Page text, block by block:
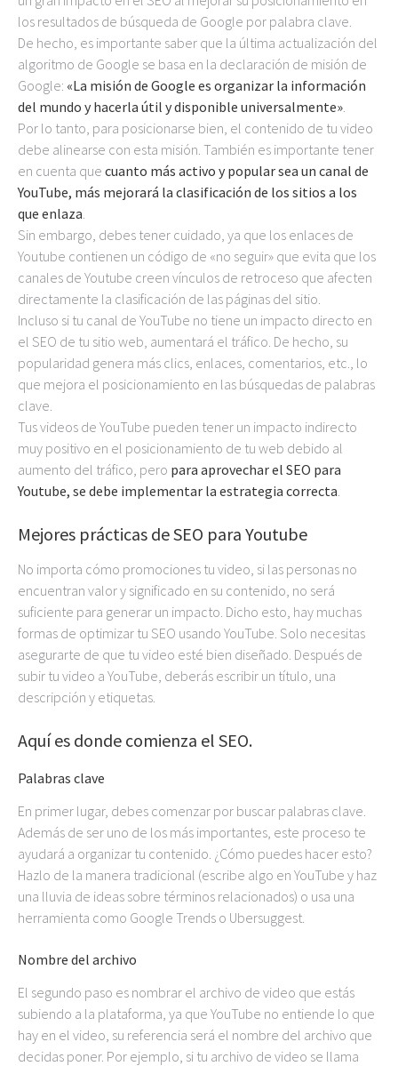
los resultados de búsqueda de Google por palabra clave.
De hecho, es importante saber que la última actualización del
algoritmo de Google se basa en la declaración de misión de
Google: «La misión de Google es organizar la información
del mundo y hacerla útil y disponible universalmente».
Por lo tanto, para posicionarse bien, el contenido de tu video
debe alinearse con esta misión. También es importante tener
en cuenta que cuanto más activo y popular sea un canal de
YouTube, más mejorará la clasificación de los sitios a los
que enlaza.
Sin embargo, debes tener cuidado, ya que los enlaces de
Youtube contienen un código de «no seguir» que evita que los
canales de Youtube creen vínculos de retroceso que afecten
directamente la clasificación de las páginas del sitio.
Incluso si tu canal de YouTube no tiene un impacto directo en
el SEO de tu sitio web, aumentará el tráfico. De hecho, su
popularidad genera más clics, enlaces, comentarios, etc., lo
que mejora el posicionamiento en las búsquedas de palabras
clave.
Tus videos de YouTube pueden tener un impacto indirecto
muy positivo en el posicionamiento de tu web debido al
aumento del tráfico, pero para aprovechar el SEO para
Youtube, se debe implementar la estrategia correcta.
Mejores prácticas de SEO para Youtube
No importa cómo promociones tu video, si las personas no
encuentran valor y significado en su contenido, no será
suficiente para generar un impacto. Dicho esto, hay muchas
formas de optimizar tu SEO usando YouTube. Solo necesitas
asegurarte de que tu video esté bien diseñado. Después de
subir tu video a YouTube, deberás escribir un título, una
descripción y etiquetas.
Aquí es donde comienza el SEO.
Palabras clave
En primer lugar, debes comenzar por buscar palabras clave.
Además de ser uno de los más importantes, este proceso te
ayudará a organizar tu contenido. ¿Cómo puedes hacer esto?
Hazlo de la manera tradicional (escribe algo en YouTube y haz
una lluvia de ideas sobre términos relacionados) o usa una
herramienta como Google Trends o Ubersuggest.
Nombre del archivo
El segundo paso es nombrar el archivo de video que estás
subiendo a la plataforma, ya que YouTube no entiende lo que
hay en el video, su referencia será el nombre del archivo que
decidas poner. Por ejemplo, si tu archivo de video se llama